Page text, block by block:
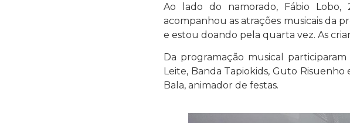
Ao lado do namorado, Fábio Lobo,
acompanhou as atrações musicais da
e estou doando pela quarta vez. As
Da programação musical
Leite, Banda Tapiokids, Guto
Bala, animador de festas.